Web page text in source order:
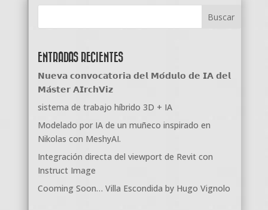
ENTRADAS RECIENTES
𝗡𝘂𝗲𝘃𝗮 𝗰𝗼𝗻𝘃𝗼𝗰𝗮𝘁𝗼𝗿𝗶𝗮 𝗱𝗲𝗹 𝗠𝗼́𝗱𝘂𝗹𝗼 𝗱𝗲 𝗜𝗔 𝗱𝗲𝗹
𝗠𝗮́𝘀𝘁𝗲𝗿 𝗔𝗜𝗿𝗰𝗵𝗩𝗶𝘇
sistema de trabajo híbrido 3D + IA
Modelado por IA de un muñeco inspirado en
Nikolas con MeshyAI.
Integración directa del viewport de Revit con
Instruct Image
Cooming Soon… Villa Escondida by Hugo Vignolo